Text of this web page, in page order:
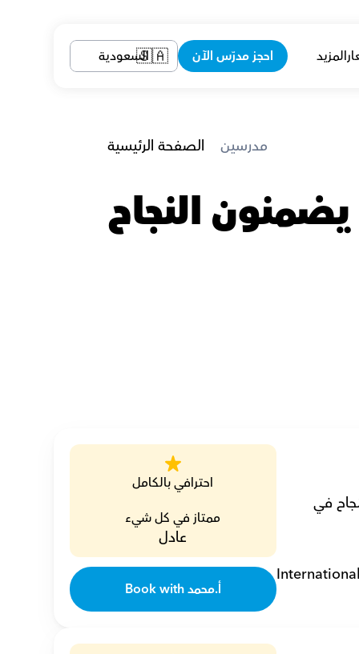
الصفحة الرئيسية مدرسين
احترافي بالكامل
ممتاز في كل شيء
عادل
Book with أ.محمد
المزيد احجز مدرّس الآن 🇸🇦السعودية